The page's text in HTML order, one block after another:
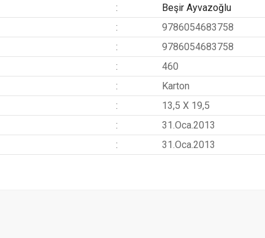
:
Beşir Ayvazoğlu
:
9786054683758
:
9786054683758
:
460
:
Karton
:
13,5 X 19,5
:
31.Oca.2013
: 31.Oca.2013